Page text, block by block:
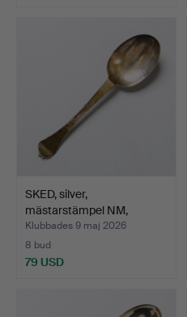
SKED, silver,
mästarstämpel NM,
daterad 17…
Klubbades 9 maj 2026
8 bud
79 USD